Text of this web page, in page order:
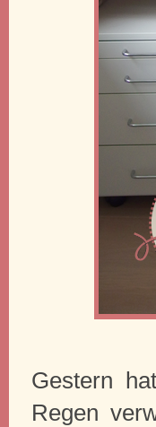
Gestern
Regen